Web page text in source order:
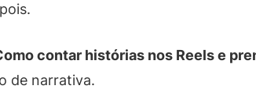
contar histórias nos Reels e
de narrativa.